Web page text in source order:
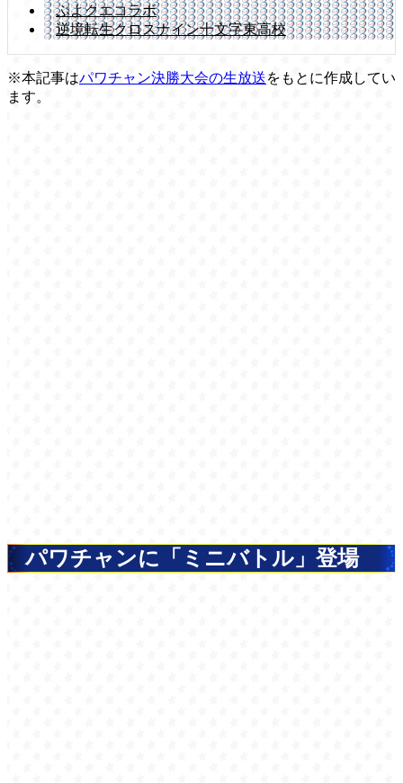
ぷよクエコラボ
逆境転生クロスナイン十文字東高校
※本記事はパワチャン決勝大会の生放送をもとに作成してい
ます。
パワチャンに「ミニバトル」登場